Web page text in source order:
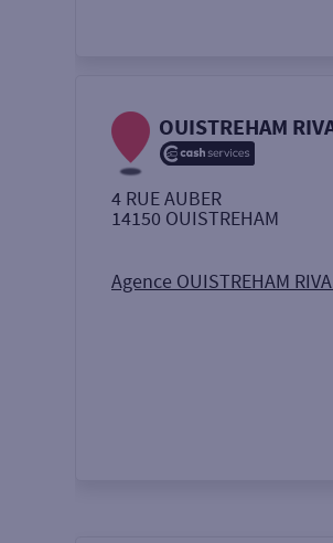
OUISTREHAM
4 RUE AUBER
14150 OUISTREHAM
Agence OUISTREHAM